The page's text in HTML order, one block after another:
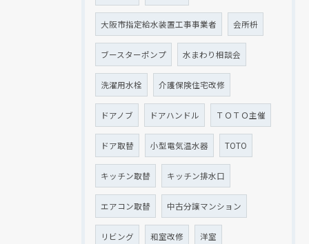
大阪市指定給水装置工事事業者 会所枡
ブースターポンプ 水まわり相談会
洗濯用水栓 介護保険住宅改修
ドアノブ ドアハンドル ＴＯＴＯ主催
ドア取替 小型電気温水器 TOTO
キッチン取替 キッチン排水口
エアコン取替 中古分譲マンション
リビング 和室改修 洋室